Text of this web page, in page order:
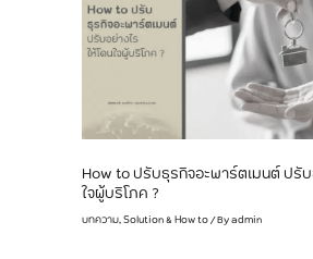
How to ปรับธุรกิจอะพาร์ตเมนต์ ปรับ
ใจผู้บริโภค ?
บทความ,Solution & How to/ Byadmin